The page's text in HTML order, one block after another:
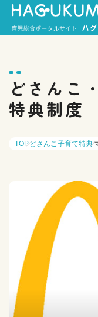
どさんこ
特典制度
TOPどさんこ子育て特典